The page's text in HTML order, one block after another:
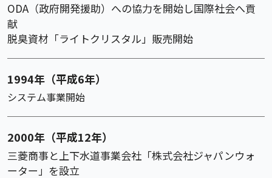
ODA（政府開発援助）への協力を開始し国際社会へ貢
献
脱臭資材「ライトクリスタル」販売開始
1994年（平成6年）
システム事業開始
2000年（平成12年）
三菱商事と上下水道事業会社「株式会社ジャパンウォ
ーター」を設立